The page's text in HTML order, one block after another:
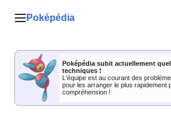
Menu principal
Poképédia
Poképédia subit actuellement
techniques !
L'équipe est au courant des
pour les arranger le plus rapidement
compréhension !